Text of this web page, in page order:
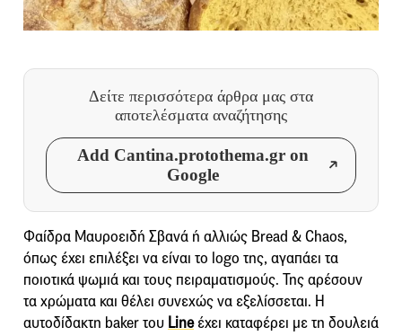
Δείτε περισσότερα άρθρα μας στα
αποτελέσματα αναζήτησης
Add Cantina.protothema.gr on
Google
Φαίδρα Μαυροειδή Σβανά ή αλλιώς Bread & Chaos,
όπως έχει επιλέξει να είναι το logo της, αγαπάει τα
ποιοτικά ψωμιά και τους πειραματισμούς. Της αρέσουν
τα χρώματα και θέλει συνεχώς να εξελίσσεται. Η
αυτοδίδακτη baker του Lineέχει καταφέρει με τη δουλειά